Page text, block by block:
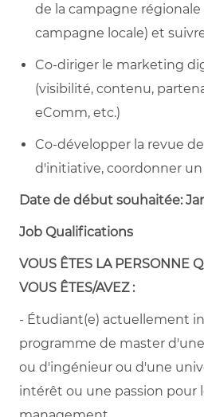
de la campagne
campagne locale) et
Co-diriger le marketing
(visibilité, contenu,
eComm, etc.)
Co-développer la revue
d'initiative, coordonner
Date de début souhaitée:J
Job Qualifications
VOUS ÊTES LA PERSONNE
VOUS ÊTES/AVEZ :
- Étudiant(e) actuellement
programme de master
ou d'ingénieur ou d'une
intérêt ou une passion pour